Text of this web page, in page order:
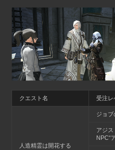
クエスト名 受注レ
人造精霊は開花する
ジョ
アジス
NPC“